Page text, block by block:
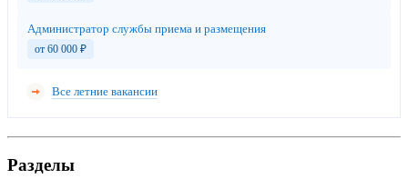
Администратор службы приема и размещения
от 60 000 ₽
Все летние вакансии
Разделы